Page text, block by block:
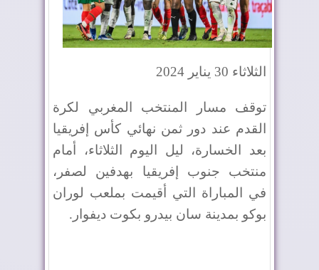
الثلاثاء 30 يناير 2024
توقف مسار المنتخب المغربي لكرة
القدم عند دور ثمن نهائي كأس إفريقيا
بعد الخسارة، ليل اليوم الثلاثاء، أمام
منتخب جنوب إفريقيا بهدفين لصفر،
في المباراة التي أقيمت بملعب لوران
بوكو بمدينة سان بيدرو بكوت ديفوار .